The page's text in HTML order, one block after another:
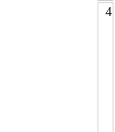
4